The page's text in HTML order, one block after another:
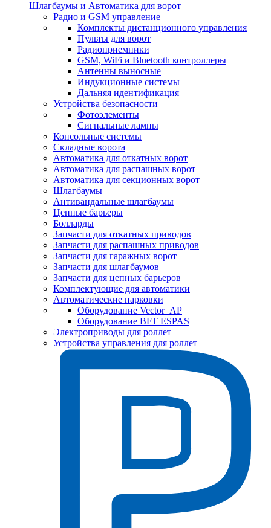
Шлагбаумы и Автоматика для ворот
Радио и GSM управление
Комплекты дистанционного управления
Пульты для ворот
Радиоприемники
GSM, WiFi и Bluetooth контроллеры
Антенны выносные
Индукционные системы
Дальняя идентификация
Устройства безопасности
Фотоэлементы
Сигнальные лампы
Консольные системы
Складные ворота
Автоматика для откатных ворот
Автоматика для распашных ворот
Автоматика для секционных ворот
Шлагбаумы
Антивандальные шлагбаумы
Цепные барьеры
Болларды
Запчасти для откатных приводов
Запчасти для распашных приводов
Запчасти для гаражных ворот
Запчасти для шлагбаумов
Запчасти для цепных барьеров
Комплектующие для автоматики
Автоматические парковки
Оборудование Vector_AP
Оборудование BFT ESPAS
Электроприводы для роллет
Устройства управления для роллет